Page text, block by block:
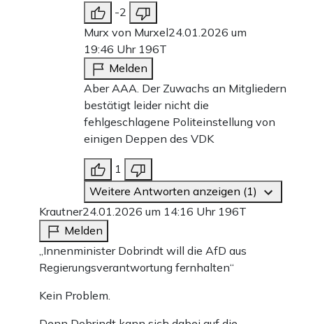
-2
Murx von Murxel24.01.2026 um
19:46 Uhr 196T
Melden
Aber AAA. Der Zuwachs an Mitgliedern
bestätigt leider nicht die
fehlgeschlagene Politeinstellung von
einigen Deppen des VDK
1
Weitere Antworten anzeigen (1)
Krautner24.01.2026 um 14:16 Uhr 196T
Melden
„Innenminister Dobrindt will die AfD aus
Regierungsverantwortung fernhalten“
Kein Problem.